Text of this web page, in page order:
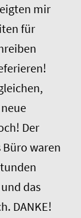
mir
für
Der
Büro waren
das
DANKE!